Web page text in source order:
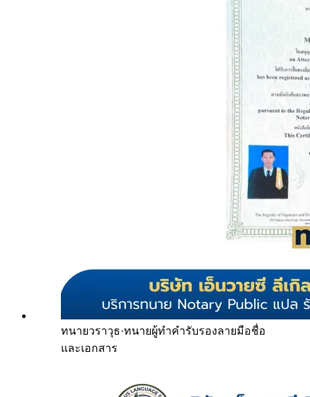
ทนายวราวุธ·ทนายผู้ทำคำรับรองลายมือชื่อ
และเอกสาร